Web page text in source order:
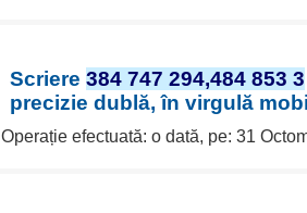
Scriere 384 747 294,484 853 3
precizie dublă, în virgulă
Operație efectuată: o dată, pe: 31